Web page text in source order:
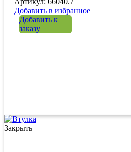
Добавить в избранное
Добавить к
заказу
Закрыть